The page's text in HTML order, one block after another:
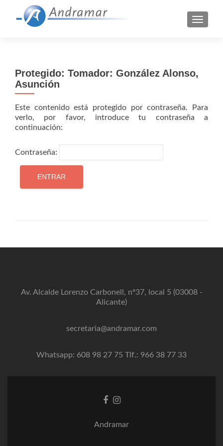
Protegido: Tomador: González Alonso,
Asunción
Este contenido está protegido por contraseña. Para
verlo, por favor, introduce tu contraseña a
continuación:
Contraseña:
Av. Alcalde Lorenzo Carbonell, nº37, local 5 (03008 -
Alicante)
secretaria@andramar.com
Whatsapp: 608 98 27 75 Tlf.: 966 38 77 33
Enlace
Facebook
Enlace
Andramar